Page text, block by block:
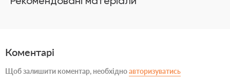
Коментарі
Щоб залишити коментар, необхідноавторизуватись